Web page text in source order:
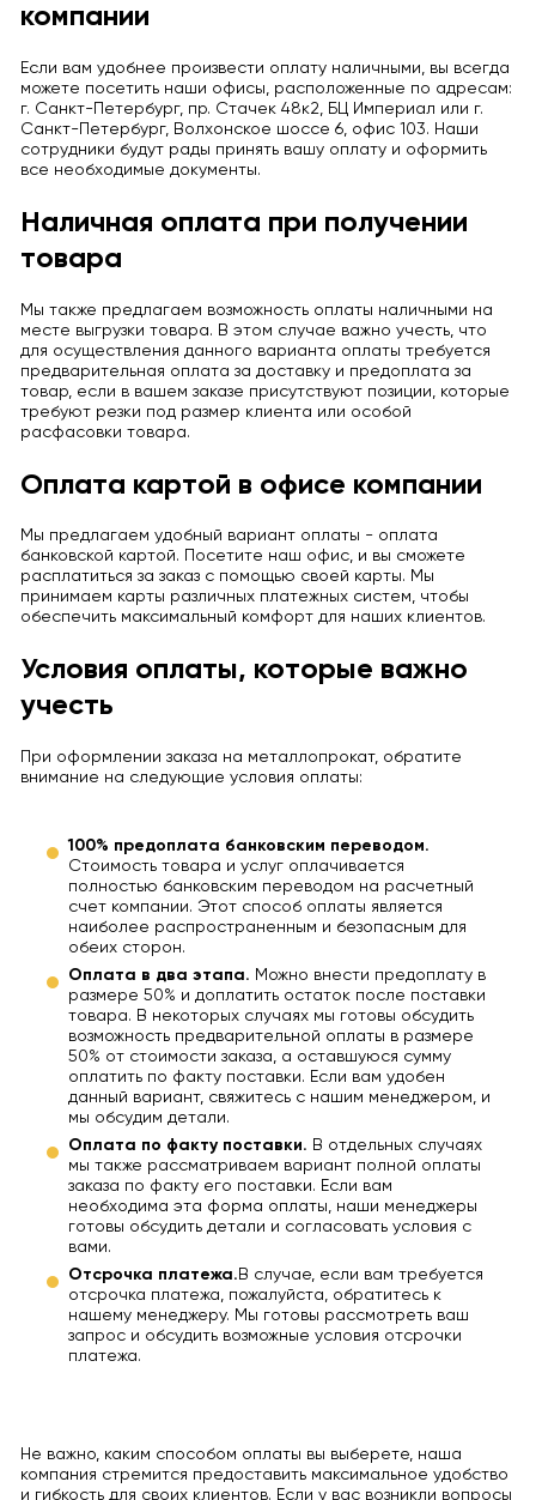
компании
Если вам удобнее произвести оплату наличными, вы всегда
можете посетить наши офисы, расположенные по адресам:
г. Санкт-Петербург, пр. Стачек 48к2, БЦ Империал или г.
Санкт-Петербург, Волхонское шоссе 6, офис 103. Наши
сотрудники будут рады принять вашу оплату и оформить
все необходимые документы.
Наличная оплата при получении
товара
Мы также предлагаем возможность оплаты наличными на
месте выгрузки товара. В этом случае важно учесть, что
для осуществления данного варианта оплаты требуется
предварительная оплата за доставку и предоплата за
товар, если в вашем заказе присутствуют позиции, которые
требуют резки под размер клиента или особой
расфасовки товара.
Оплата картой в офисе компании
Мы предлагаем удобный вариант оплаты - оплата
банковской картой. Посетите наш офис, и вы сможете
расплатиться за заказ с помощью своей карты. Мы
принимаем карты различных платежных систем, чтобы
обеспечить максимальный комфорт для наших клиентов.
Условия оплаты, которые важно
учесть
При оформлении заказа на металлопрокат, обратите
внимание на следующие условия оплаты:
100% предоплата банковским переводом.
Стоимость товара и услуг оплачивается
полностью банковским переводом на расчетный
счет компании. Этот способ оплаты является
наиболее распространенным и безопасным для
обеих сторон.
Оплата в два этапа. Можно внести предоплату в
размере 50% и доплатить остаток после поставки
товара. В некоторых случаях мы готовы обсудить
возможность предварительной оплаты в размере
50% от стоимости заказа, а оставшуюся сумму
оплатить по факту поставки. Если вам удобен
данный вариант, свяжитесь с нашим менеджером, и
мы обсудим детали.
Оплата по факту поставки. В отдельных случаях
мы также рассматриваем вариант полной оплаты
заказа по факту его поставки. Если вам
необходима эта форма оплаты, наши менеджеры
готовы обсудить детали и согласовать условия с
вами.
Отсрочка платежа. В случае, если вам требуется
отсрочка платежа, пожалуйста, обратитесь к
нашему менеджеру. Мы готовы рассмотреть ваш
запрос и обсудить возможные условия отсрочки
платежа.
Не важно, каким способом оплаты вы выберете, наша
компания стремится предоставить максимальное удобство
и гибкость для своих клиентов. Если у вас возникли вопросы